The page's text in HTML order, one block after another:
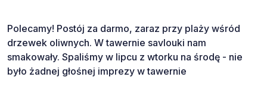
Polecamy! Postój za darmo, zaraz przy plaży wśród
drzewek oliwnych. W tawernie savlouki nam
smakowały. Spaliśmy w lipcu z wtorku na środę - nie
było żadnej głośnej imprezy w tawernie